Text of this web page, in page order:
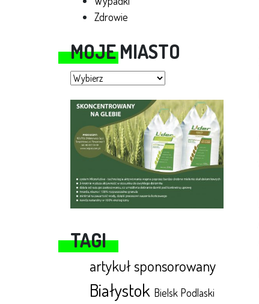
Zdrowie
MOJE MIASTO
Moje miasto
TAGI
artykuł sponsorowany
Białystok Bielsk Podlaski